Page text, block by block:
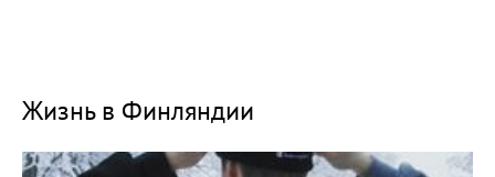
Жизнь в Финляндии